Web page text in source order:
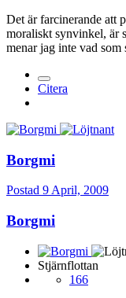
Det är farcinerande att
moraliskt synvinkel, är
menar jag inte vad som
Citera
Borgmi
Postad 9 April, 2009
Borgmi
Stjärnflottan
166